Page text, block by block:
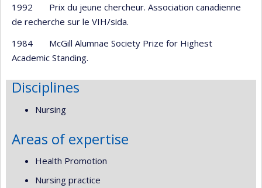
1992 Prix du jeune chercheur. Association canadienne
de recherche sur le VIH/sida.
1984 McGill Alumnae Society Prize for Highest
Academic Standing.
Disciplines
Nursing
Areas of expertise
Health Promotion
Nursing practice